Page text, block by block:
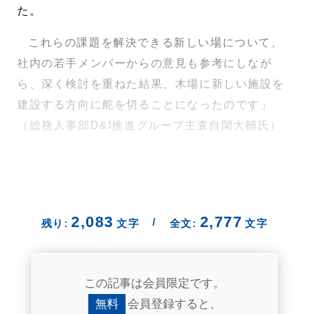
た。
これらの課題を解決できる新しい場について、
社内の若手メンバーからの意見も参考にしなが
ら、深く検討を重ねた結果、木場に新しい施設を
建設する方向に舵を切ることになったのです」
（総務人事部D&I推進グループ主査自閑大輔氏）
残り: 2,083 文字 / 全文: 2,777 文字
この記事は会員限定です。
無料
会員登録すると、